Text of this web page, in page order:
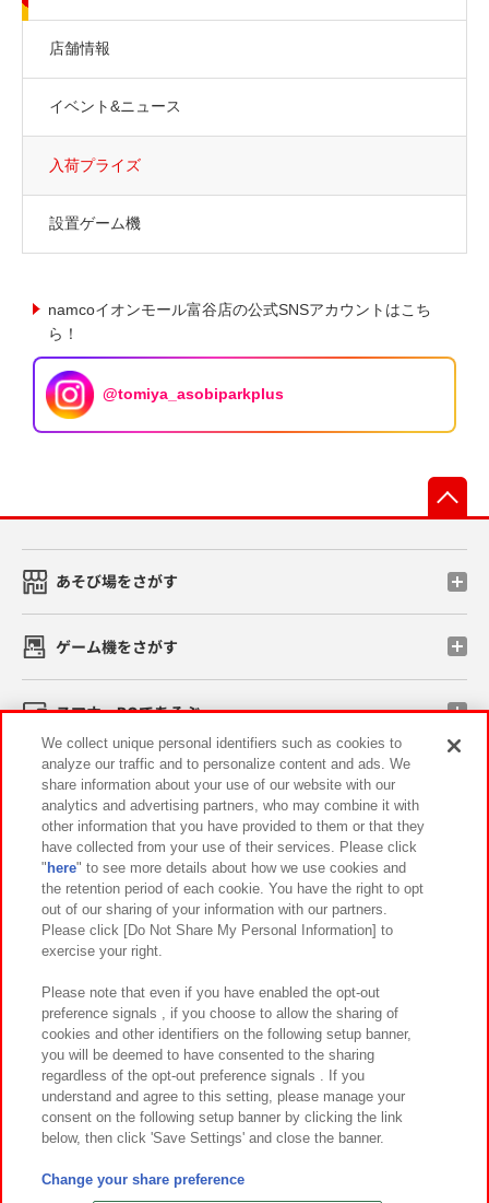
店舗情報
イベント&ニュース
入荷プライズ
設置ゲーム機
namcoイオンモール富谷店の公式SNSアカウントはこち
ら！
@tomiya_asobiparkplus
あそび場をさがす
ゲーム機をさがす
スマホ・PCであそぶ
イベント・キャンペーン
関連会社 サステナビリティ サイトポリシー
プライバシーポリシー ウェブアクセシビリティ方針と検証結果
お取引先さまとともに
カスタマーハラスメント対応方針 よくあるご質問・お問い合わせ
©Bandai Namco Amusement Inc.
©Bandai Namco Amusement Lab Inc.
We collect unique personal identifiers such as cookies to
analyze our traffic and to personalize content and ads. We
share information about your use of our website with our
analytics and advertising partners, who may combine it with
other information that you have provided to them or that they
have collected from your use of their services. Please click
" here" to see more details about how we use cookies and
the retention period of each cookie. You have the right to opt
out of our sharing of your information with our partners.
Please click [Do Not Share My Personal Information] to
exercise your right.
Please note that even if you have enabled the opt-out
preference signals , if you choose to allow the sharing of
cookies and other identifiers on the following setup banner,
you will be deemed to have consented to the sharing
regardless of the opt-out preference signals . If you
understand and agree to this setting, please manage your
consent on the following setup banner by clicking the link
below, then click 'Save Settings' and close the banner.
Change your share preference